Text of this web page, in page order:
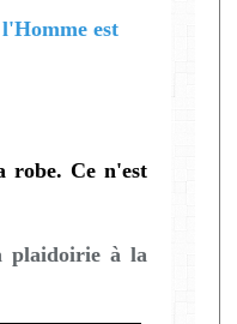
robe. Ce n'est
plaidoirie à la